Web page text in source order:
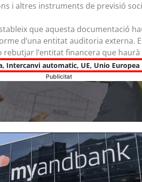
i altres instruments de previsió
que aquesta documentació
d’una entitat auditoria externa.
rebutjar l’entitat financera que
, Intercanvi automatic, UE, Unio Europea
Publicitat